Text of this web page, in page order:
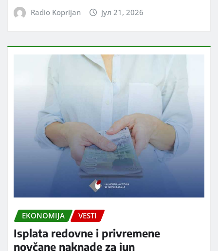
Radio Koprijan јул 21, 2026
EKONOMIJA VESTI
Isplata redovne i privremene
novčane naknade za jun